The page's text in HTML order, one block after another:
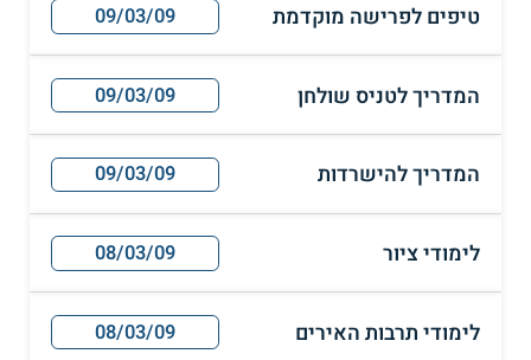
טיפים לפרישה מוקדמת 09/03/09
המדריך לטניס שולחן 09/03/09
המדריך להישרדות 09/03/09
לימודי ציור 08/03/09
לימודי תרבות האירים 08/03/09